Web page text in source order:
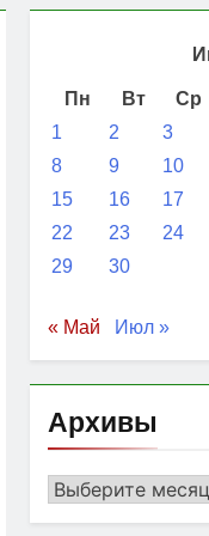
Пн Вт Ср
1
2 3
8
9 10
15
16 17
22
23 24
29
30
« Май Июл »
Архивы
Архивы